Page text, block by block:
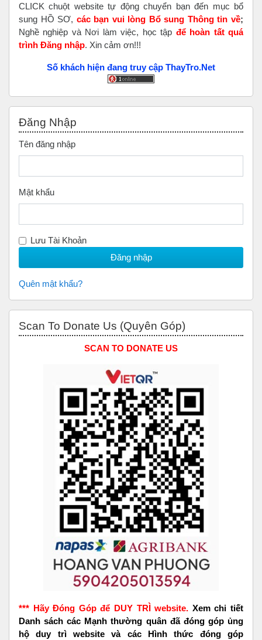
CLICK chuột website tự động chuyển bạn đến mục bổ
sung HỒ SƠ, các bạn vui lòng Bổ sung Thông tin về;
Nghề nghiệp và Nơi làm việc, học tập để hoàn tấtquá
trình Đăng nhập. Xin cảm ơn!!!
Số khách hiện đang truy cập ThayTro.Net
Đăng Nhập
Tên đăng nhập
Mật khẩu
Lưu Tài Khoản
Quên mật khẩu?
Scan To Donate Us (Quyên Góp)
SCAN TO DONATE US
*** Hãy Đóng Góp để DUY TRÌ website. Xem chi tiết
Danh sách các Mạnh thường quân đã đóng góp ủng
hộ duy trì website và các Hình thức đóng góp